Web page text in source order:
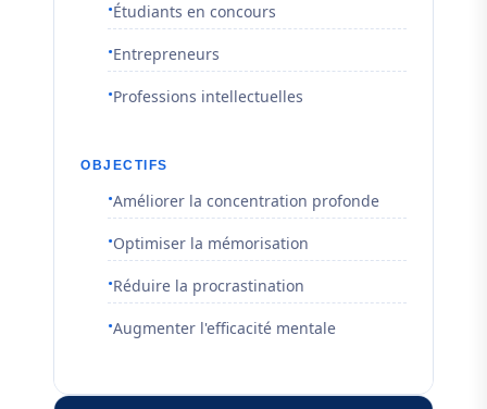
Étudiants en concours
Entrepreneurs
Professions intellectuelles
OBJECTIFS
Améliorer la concentration profonde
Optimiser la mémorisation
Réduire la procrastination
Augmenter l'efficacité mentale